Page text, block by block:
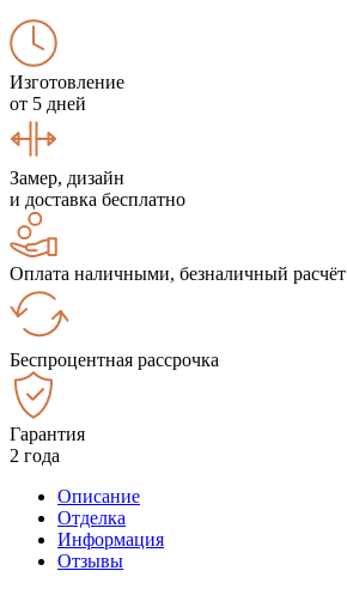
Изготовление
от 5 дней
Замер, дизайн
и доставка бесплатно
Оплата наличными, безналичный расчёт
Беспроцентная рассрочка
Гарантия
2 года
Описание
Отделка
Информация
Отзывы